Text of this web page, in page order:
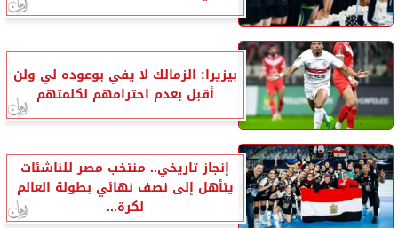
بيزيرا: الزمالك لا يفي بوعوده لي ولن
أقبل بعدم احترامهم لكلمتهم
إنجاز تاريخي.. منتخب مصر للناشئات
يتأهل إلى نصف نهائي بطولة العالم
لكرة...